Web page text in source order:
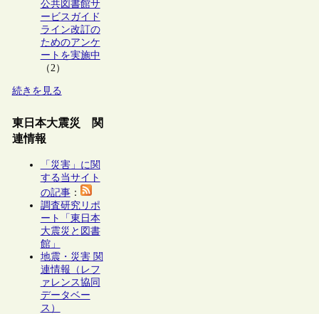
公共図書館サ
ービスガイド
ライン改訂の
ためのアンケ
ートを実施中
（2）
続きを見る
東日本大震災 関
連情報
「災害」に関
する当サイト
の記事：
調査研究リポ
ート「東日本
大震災と図書
館」
地震・災害 関
連情報（レフ
ァレンス協同
データベー
ス）